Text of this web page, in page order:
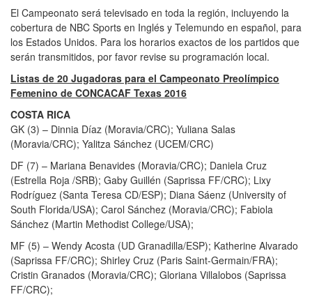
El Campeonato será televisado en toda la región, incluyendo la
cobertura de NBC Sports en Inglés y Telemundo en español, para
los Estados Unidos. Para los horarios exactos de los partidos que
serán transmitidos, por favor revise su programación local.
Listas de 20 Jugadoras para el Campeonato Preolímpico
Femenino de CONCACAF Texas 2016
COSTA RICA
GK (3) – Dinnia Díaz (Moravia/CRC); Yuliana Salas
(Moravia/CRC); Yalitza Sánchez (UCEM/CRC)
DF (7) – Mariana Benavides (Moravia/CRC); Daniela Cruz
(Estrella Roja /SRB); Gaby Guillén (Saprissa FF/CRC); Lixy
Rodríguez (Santa Teresa CD/ESP); Diana Sáenz (University of
South Florida/USA); Carol Sánchez (Moravia/CRC); Fabiola
Sánchez (Martin Methodist College/USA);
MF (5) – Wendy Acosta (UD Granadilla/ESP); Katherine Alvarado
(Saprissa FF/CRC); Shirley Cruz (Paris Saint-Germain/FRA);
Cristin Granados (Moravia/CRC); Gloriana Villalobos (Saprissa
FF/CRC);